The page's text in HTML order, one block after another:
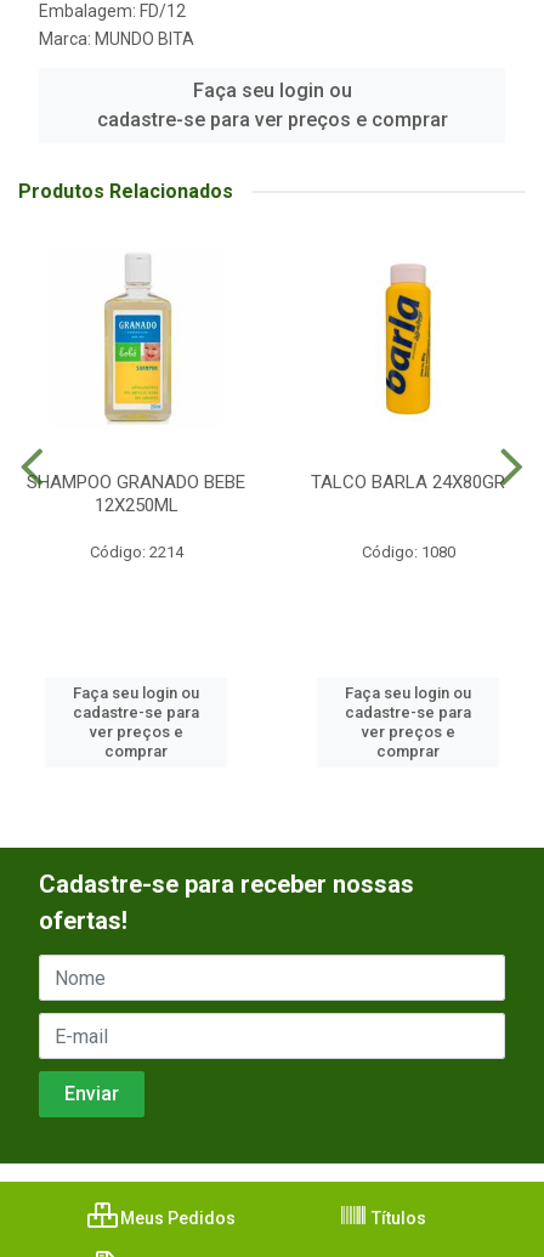
Embalagem: FD/12
Marca: MUNDO BITA
Faça seu login ou
cadastre-se para ver preços e comprar
Produtos Relacionados
SHAMPOO GRANADO BEBE
12X250ML
Código: 2214
Faça seu login ou
cadastre-se para
ver preços e
comprar
TALCO BARLA 24X80GR
Código: 1080
Faça seu login ou
cadastre-se para
ver preços e
comprar
Cadastre-se para receber nossas
ofertas!
Meus Pedidos Títulos